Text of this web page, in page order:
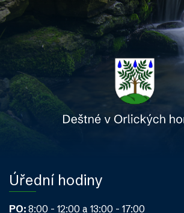
Úřední hodiny
PO: 8:00 - 12:00 a 13:00 - 17:00